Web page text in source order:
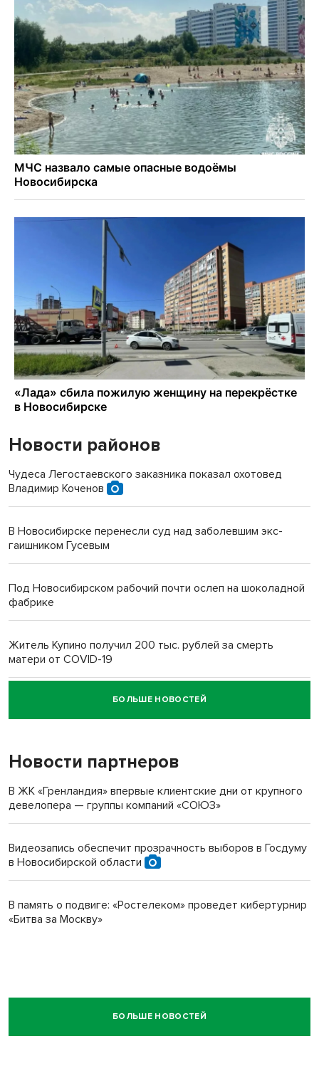
Новости районов
Чудеса Легостаевского заказника показал охотовед
Владимир Коченов
В Новосибирске перенесли суд над заболевшим экс-
гаишником Гусевым
Под Новосибирском рабочий почти ослеп на шоколадной
фабрике
Житель Купино получил 200 тыс. рублей за смерть
матери от COVID-19
Новосибирский суд наказал водителя за смерть
пенсионерки на вокзале
БОЛЬШЕ НОВОСТЕЙ
Новости партнеров
В ЖК «Гренландия» впервые клиентские дни от крупного
девелопера — группы компаний «СОЮЗ»
Видеозапись обеспечит прозрачность выборов в Госдуму
в Новосибирской области
В память о подвиге: «Ростелеком» проведет кибертурнир
«Битва за Москву»
БОЛЬШЕ НОВОСТЕЙ